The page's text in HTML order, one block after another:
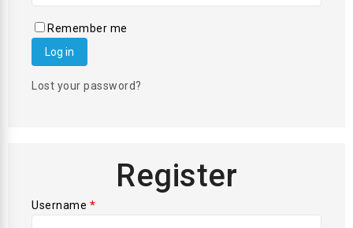
Remember me
Log in
Lost your password?
Register
Username *